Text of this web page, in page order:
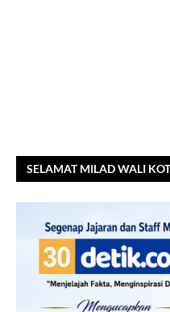
SELAMAT MILAD WALI